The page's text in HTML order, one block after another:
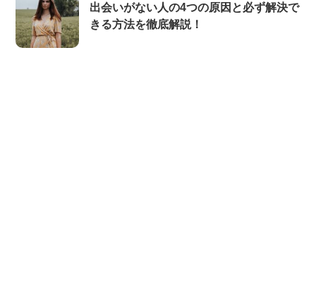
出会いがない人の4つの原因と必ず解決で
きる方法を徹底解説！